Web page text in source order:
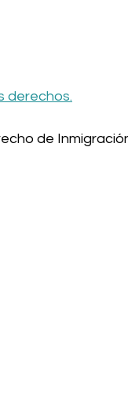
derechos.
de